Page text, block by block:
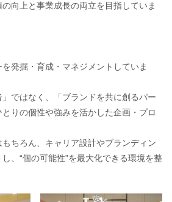
向上と事業成長の両立を目指していま
発掘・育成・マネジメントしていま
」ではなく、「ブランドを共に創るパー
とりの個性や強みを活かした企画・プロ
ちろん、キャリア設計やブランディン
、“個の可能性”を最大化できる環境を整